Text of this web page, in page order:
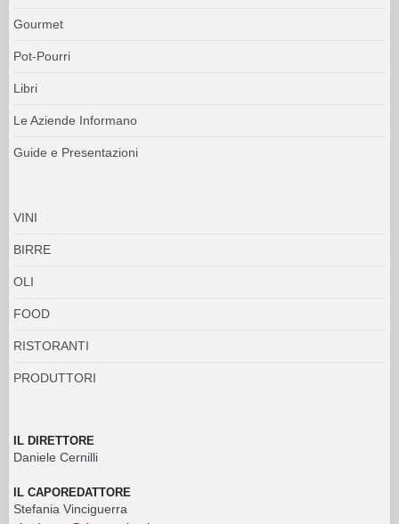
Gourmet
Pot-Pourri
Libri
Le Aziende Informano
Guide e Presentazioni
VINI
BIRRE
OLI
FOOD
RISTORANTI
PRODUTTORI
IL DIRETTORE
Daniele Cernilli
IL CAPOREDATTORE
Stefania Vinciguerra